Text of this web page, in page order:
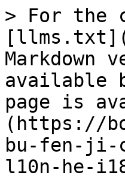
> For the
Markdown
available
page is
(https://
bu-fen-ji-
l10n-he-